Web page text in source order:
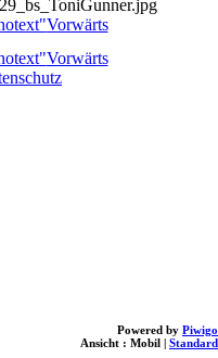
Vorwärts
Vorwärts
Powered by Piwigo
Ansicht : Mobil | Standard